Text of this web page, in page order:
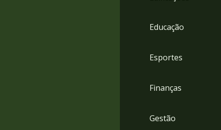
Educação
Esportes
Finanças
Gestão